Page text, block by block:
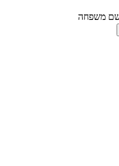
משפחה